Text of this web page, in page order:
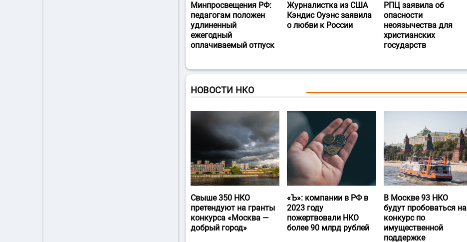
Минпросвещения РФ:
педагогам положен
удлиненный
ежегодный
оплачиваемый отпуск
Журналистка из США
Кэндис Оуэнс заявила
о любви к России
РПЦ заявила об
опасности
неоязычества для
христианских
государств
НОВОСТИ НКО
Свыше 350 НКО
претендуют на гранты
конкурса «Москва —
добрый город»
«Ъ‎»: компании в РФ в
2023 году
пожертвовали НКО
более 90 млрд рублей
В Москве 93 НКО
будут пробоваться на
конкурс по
имущественной
поддержке